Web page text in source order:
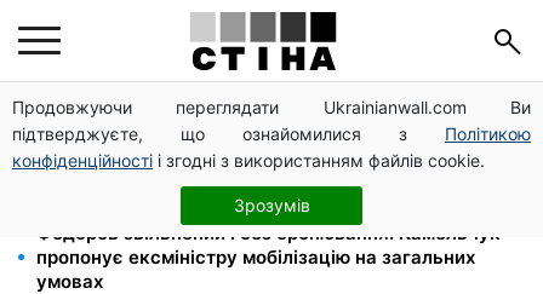
Продовжуючи переглядати Ukrainianwall.com Ви
підтверджуєте, що ознайомилися з Політикою
конфіденційності і згодні з використанням файлів cookie.
Зрозумів
Тариф 2,64 грн за кіловат з 1 жовтня: власники
електроопалення платитимуть на 39% менше
Середа 12 серпня — найнебезпечніший день тижня:
що можна й не можна робити з 10 до 16 серпня
Федоров звільнений і без бронювання: Камельчук
пропонує ексміністру мобілізацію на загальних
умовах